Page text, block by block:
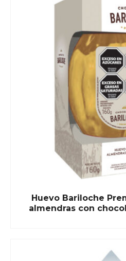
Huevo Bariloche
almendras con